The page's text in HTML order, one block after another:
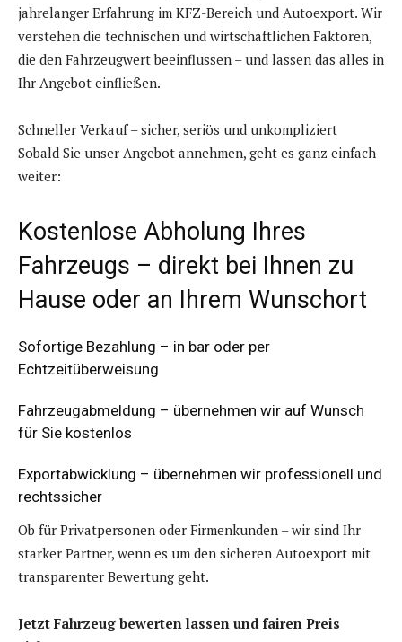
jahrelanger Erfahrung im KFZ-Bereich und Autoexport. Wir
verstehen die technischen und wirtschaftlichen Faktoren,
die den Fahrzeugwert beeinflussen – und lassen das alles in
Ihr Angebot einfließen.
Schneller Verkauf – sicher, seriös und unkompliziert
Sobald Sie unser Angebot annehmen, geht es ganz einfach
weiter:
Kostenlose Abholung Ihres
Fahrzeugs – direkt bei Ihnen zu
Hause oder an Ihrem Wunschort
Sofortige Bezahlung – in bar oder per
Echtzeitüberweisung
Fahrzeugabmeldung – übernehmen wir auf Wunsch
für Sie kostenlos
Exportabwicklung – übernehmen wir professionell und
rechtssicher
Ob für Privatpersonen oder Firmenkunden – wir sind Ihr
starker Partner, wenn es um den sicheren Autoexport mit
transparenter Bewertung geht.
Jetzt Fahrzeug bewerten lassen und fairen Preis